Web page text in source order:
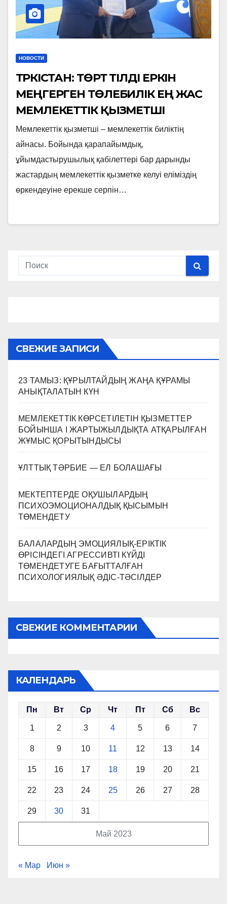
НОВОСТИ
ТҮРКІСТАН: ТӨРТ ТІЛДІ ЕРКІН
МЕҢГЕРГЕН ТӨЛЕБИЛІК ЕҢ ЖАС
МЕМЛЕКЕТТІК ҚЫЗМЕТШІ
Мемлекеттік қызметші – мемлекеттік биліктің
айнасы. Бойында қарапайымдық,
ұйымдастырушылық қабілеттері бар дарынды
жастардың мемлекеттік қызметке келуі еліміздің
өркендеуіне ерекше серпін…
СВЕЖИЕ ЗАПИСИ
23 ТАМЫЗ: ҚҰРЫЛТАЙДЫҢ ЖАҢА ҚҰРАМЫ
АНЫҚТАЛАТЫН КҮН
МЕМЛЕКЕТТІК КӨРСЕТІЛЕТІН ҚЫЗМЕТТЕР
БОЙЫНША I ЖАРТЫЖЫЛДЫҚТА АТҚАРЫЛҒАН
ЖҰМЫС ҚОРЫТЫНДЫСЫ
ҰЛТТЫҚ ТӘРБИЕ — ЕЛ БОЛАШАҒЫ
МЕКТЕПТЕРДЕ ОҚУШЫЛАРДЫҢ
ПСИХОЭМОЦИОНАЛДЫҚ ҚЫСЫМЫН
ТӨМЕНДЕТУ
БАЛАЛАРДЫҢ ЭМОЦИЯЛЫҚ-ЕРІКТІК
ӨРІСІНДЕГІ АГРЕССИВТІ КҮЙДІ
ТӨМЕНДЕТУГЕ БАҒЫТТАЛҒАН
ПСИХОЛОГИЯЛЫҚ ӘДІС-ТӘСІЛДЕР
СВЕЖИЕ КОММЕНТАРИИ
КАЛЕНДАРЬ
Май 2023
Пн Вт Ср Чт Пт Сб Вс
1 2 3 4 5 6 7
8 9 10 11 12 13 14
15 16 17 18 19 20 21
22 23 24 25 26 27 28
29 30 31
« Мар Июн »